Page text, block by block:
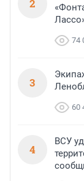
2
74
3
60
4
ВСУ